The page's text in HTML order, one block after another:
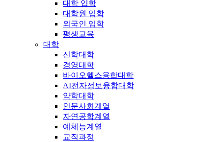
대학 입학
대학원 입학
외국인 입학
평생교육
대학
신학대학
경영대학
바이오헬스융합대학
AI전자정보융합대학
약학대학
인문사회계열
자연공학계열
예체능계열
교직과정